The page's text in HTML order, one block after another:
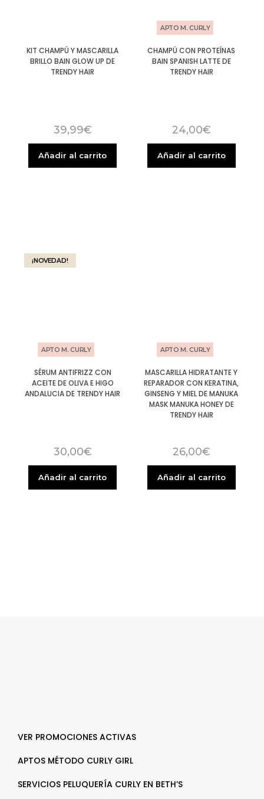
KIT CHAMPÚ Y MASCARILLA
BRILLO BAIN GLOW UP DE
TRENDY HAIR
39,99€
Añadir al carrito
APTO M. CURLY
CHAMPÚ CON PROTEÍNAS
BAIN SPANISH LATTE DE
TRENDY HAIR
24,00€
Añadir al carrito
APTO M. CURLY
¡NOVEDAD!
SÉRUM ANTIFRIZZ CON
ACEITE DE OLIVA E HIGO
ANDALUCIA DE TRENDY HAIR
30,00€
Añadir al carrito
APTO M. CURLY
MASCARILLA HIDRATANTE Y
REPARADOR CON KERATINA,
GINSENG Y MIEL DE MANUKA
MASK MANUKA HONEY DE
TRENDY HAIR
26,00€
Añadir al carrito
VER PROMOCIONES ACTIVAS
APTOS MÉTODO CURLY GIRL
SERVICIOS PELUQUERÍA CURLY EN BETH’S